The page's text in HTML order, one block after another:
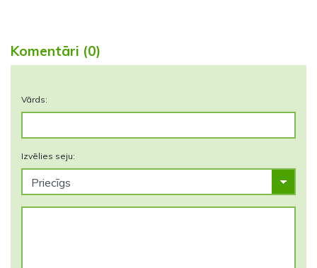
Komentāri (0)
Vārds:
Izvēlies seju: